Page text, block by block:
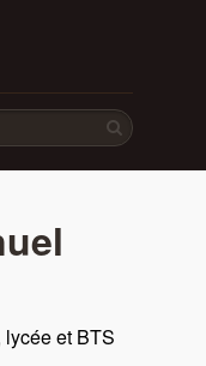
et BTS